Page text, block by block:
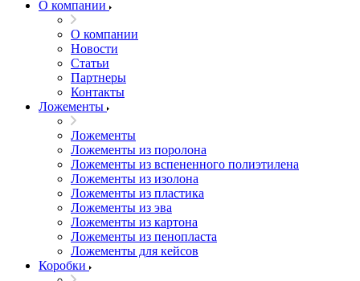
О компании
О компании
Новости
Статьи
Партнеры
Контакты
Ложементы
Ложементы
Ложементы из поролона
Ложементы из вспененного полиэтилена
Ложементы из изолона
Ложементы из пластика
Ложементы из эва
Ложементы из картона
Ложементы из пенопласта
Ложементы для кейсов
Коробки